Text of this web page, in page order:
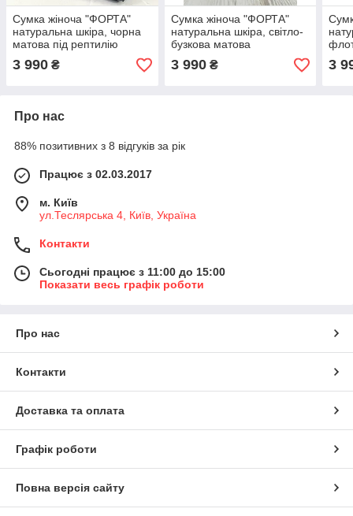
Сумка жіноча "ФОРТА"
натуральна шкіра, чорна
матова під рептилію
3 990 ₴
Сумка жіноча "ФОРТА"
натуральна шкіра, світло-
бузкова матова
3 990₴ 3
Про нас
88% позитивних з 8 відгуків за рік
Працює з 02.03.2017
м. Київ
ул.Теслярська 4, Київ, Україна
Контакти
Сьогодні працює з 11:00 до 15:00
Показати весь графік роботи
Про нас
Контакти
Доставка та оплата
Графік роботи
Повна версія сайту